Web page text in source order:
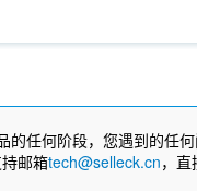
的任何阶段，您遇到的任
邮箱tech@selleck.cn，